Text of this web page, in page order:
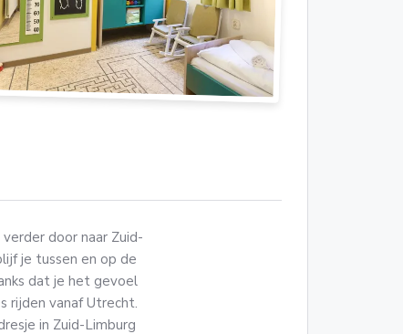
door naar Zuid-
je tussen en op de
dat je het gevoel
rijden vanaf Utrecht.
in Zuid-Limburg